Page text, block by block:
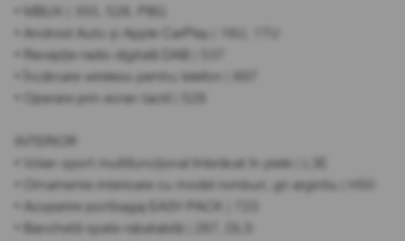
• MBUX | 355, 528, PBG
• Android Auto și Apple CarPlay | 16U, 17U
• Recepție radio digitală DAB | 537
• Încărcare wireless pentru telefon | 897
• Operare prin ecran tactil | 528
• Volan sport multifuncțional îmbrăcat în piele | L3E
• Ornamente interioare cu model romburi, gri argintiu | H50
• Acoperire portbagaj EASY-PACK | 723
• Banchetă spate rabatabilă | 287, DLS